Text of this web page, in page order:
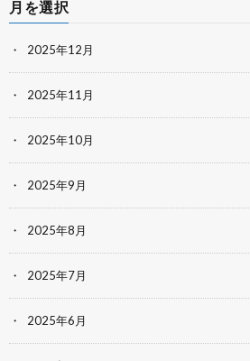
月を選択
2025年12月
2025年11月
2025年10月
2025年9月
2025年8月
2025年7月
2025年6月